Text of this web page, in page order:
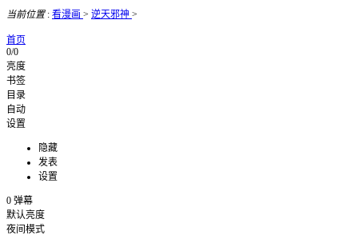
当前位置: 看漫画 > 逆天邪神 >
首页
0/0
亮度
书签
目录
自动
设置
隐藏
发表
设置
0 弹幕
默认亮度
夜间模式